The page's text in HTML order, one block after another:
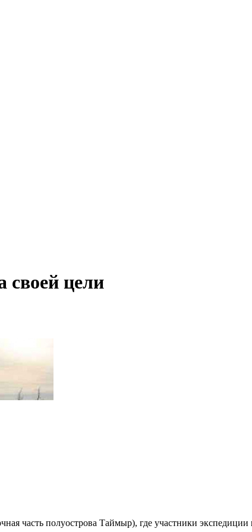
своей цели
часть полуострова Таймыр), где участники